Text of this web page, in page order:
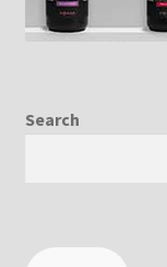
Search